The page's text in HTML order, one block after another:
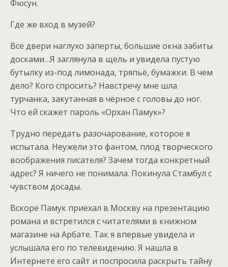
Фюсун.
Где же вход в музей?
Все двери наглухо заперты, большие окна забиты
досками…Я заглянула в щель и увидела пустую
бутылку из-под лимонада, тряпьё, бумажки. В чем
дело? Кого спросить? Навстречу мне шла
турчанка, закутанная в чёрное с головы до ног.
Что ей скажет пароль «Орхан Памук»?
Трудно передать разочарование, которое я
испытала. Неужели это фантом, плод творческого
воображения писателя? Зачем тогда конкретный
адрес? Я ничего не понимала. Покинула Стамбул с
чувством досады.
Вскоре Памук приехал в Москву на презентацию
романа и встретился с читателями в книжном
магазине на Арбате. Так я впервые увидела и
услышала его по телевидению. Я нашла в
Интернете его сайт и поспросила раскрыть тайну